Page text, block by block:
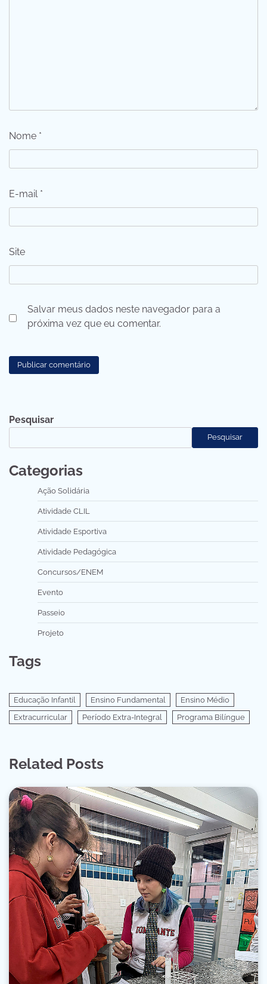
Nome *
E-mail *
Site
Salvar meus dados neste navegador para a
próxima vez que eu comentar.
Pesquisar
Pesquisar
Categorias
Ação Solidária
Atividade CLIL
Atividade Esportiva
Atividade Pedagógica
Concursos/ENEM
Evento
Passeio
Projeto
Tags
Educação Infantil Ensino Fundamental
Ensino Médio
Extracurricular
Período Extra-Integral Programa Bilíngue
Related Posts